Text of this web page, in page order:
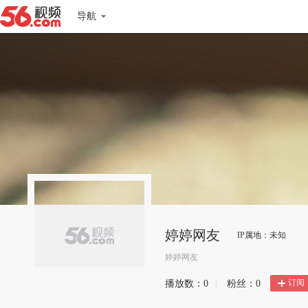
导航
婷婷网友 IP属地：未知
婷婷网友
播放数： 0 粉丝： 0 订阅